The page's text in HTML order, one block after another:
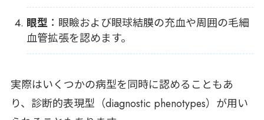
眼型：眼瞼および眼球結膜の充血や周囲の毛細
血管拡張を認めます。
実際はいくつかの病型を同時に認めることもあ
り、診断的表現型（diagnostic phenotypes）が用い